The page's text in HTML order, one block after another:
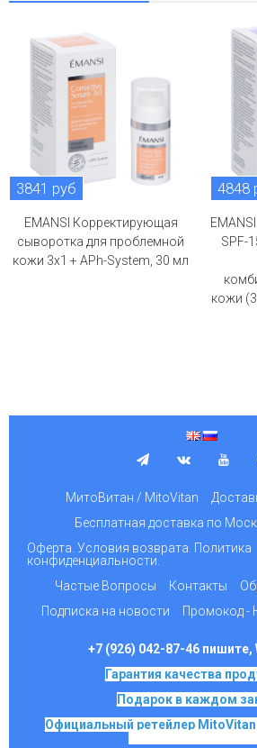
3841 руб
EMANSI Корректирующая
сыворотка для проблемной
кожи 3х1 + APh-System, 30 мл
4848
SPF-
кожи
МитоВитан / MitoVitan
Бесплатная доставка по
Оферта. Условия возврата. Политика
конфиденциальности.
Частые Вопросы
Контакты
Подписка на новости
Промокод -
+7 (926) 042-87-46 пишите,
Гарантия качества
Подарок в каждом
Официальный ретейлер MitoVitan